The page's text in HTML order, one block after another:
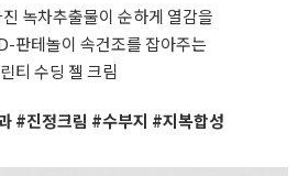
녹차추출물이 순하게 열감을
판테놀이 속건조를 잡아주는
티 수딩 젤 크림
#진정크림 #수부지 #지복합성